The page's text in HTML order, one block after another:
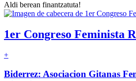
Aldi berean finantzatuta!
1er Congreso Feminista
+
Biderrez: Asociacion Gitanas